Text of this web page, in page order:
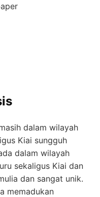
dalam wilayah
Kiai sungguh
dalam wilayah
sekaligus Kiai dan
dan sangat unik.
memadukan